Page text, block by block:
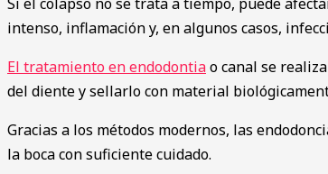
intenso, inflamación y, en algunos casos,
El tratamiento en endodontiao canal se
del diente y sellarlo con material
Gracias a los métodos modernos, las
la boca con suficiente cuidado.